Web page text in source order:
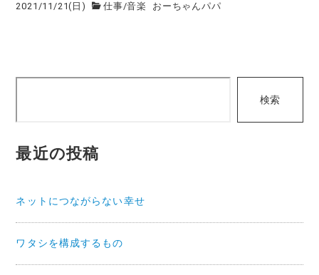
2021/11/21(日) 仕事/音楽 おーちゃんパパ
検索
最近の投稿
ネットにつながらない幸せ
ワタシを構成するもの